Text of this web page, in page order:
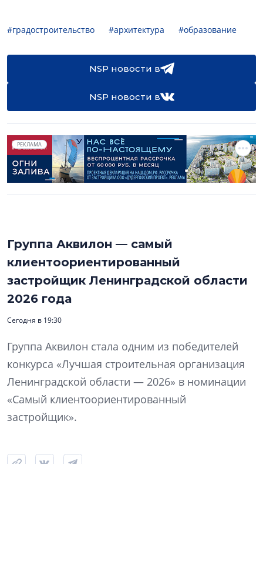
#градостроительство #архитектура #образование
NSP новости в
NSP новости в
РЕКЛАМА
Группа Аквилон — самый
клиентоориентированный
застройщик Ленинградской области
2026 года
Сегодня в 19:30
Группа Аквилон стала одним из победителей
конкурса «Лучшая строительная организация
Ленинградской области — 2026» в номинации
«Самый клиентоориентированный
застройщик».